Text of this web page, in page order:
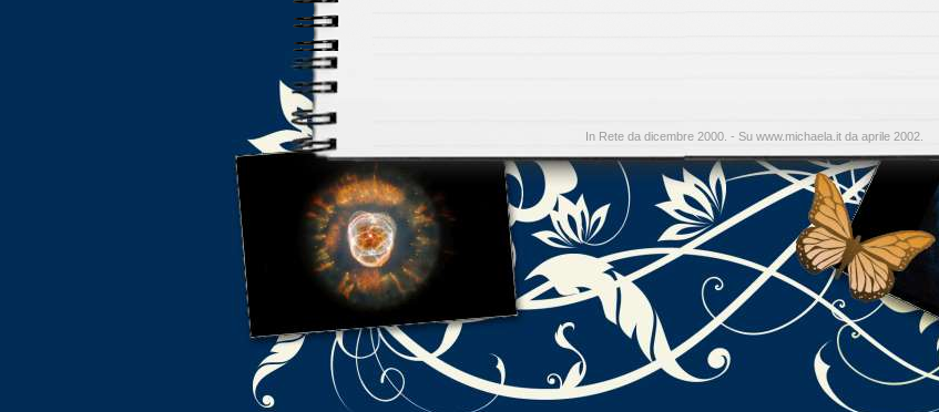
In Rete da dicembre 2000. - Su www.michaela.it da aprile 2002.